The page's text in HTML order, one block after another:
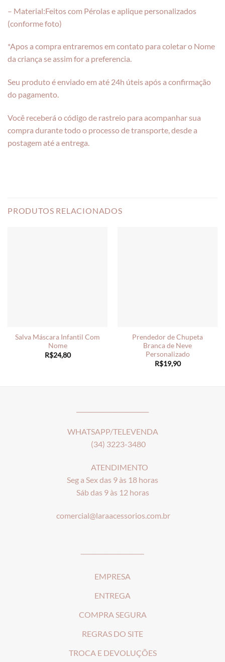
– Material:Feitos com Pérolas e aplique personalizados
(conforme foto)
*Apos a compra entraremos em contato para coletar o Nome
da criança se assim for a preferencia.
Seu produto é enviado em até 24h úteis após a confirmação
do pagamento.
Você receberá o código de rastreio para acompanhar sua
compra durante todo o processo de transporte, desde a
postagem até a entrega.
PRODUTOS RELACIONADOS
Salva Máscara Infantil Com
Nome
R$24,80
Prendedor de Chupeta
Branca de Neve
Personalizado
R$19,90
WHATSAPP/TELEVENDA
(34) 3223-3480
ATENDIMENTO
Seg a Sex das 9 às 18 horas
Sáb das 9 às 12 horas
comercial@laraacessorios.com.br
EMPRESA
ENTREGA
COMPRA SEGURA
REGRAS DO SITE
TROCA E DEVOLUÇÕES